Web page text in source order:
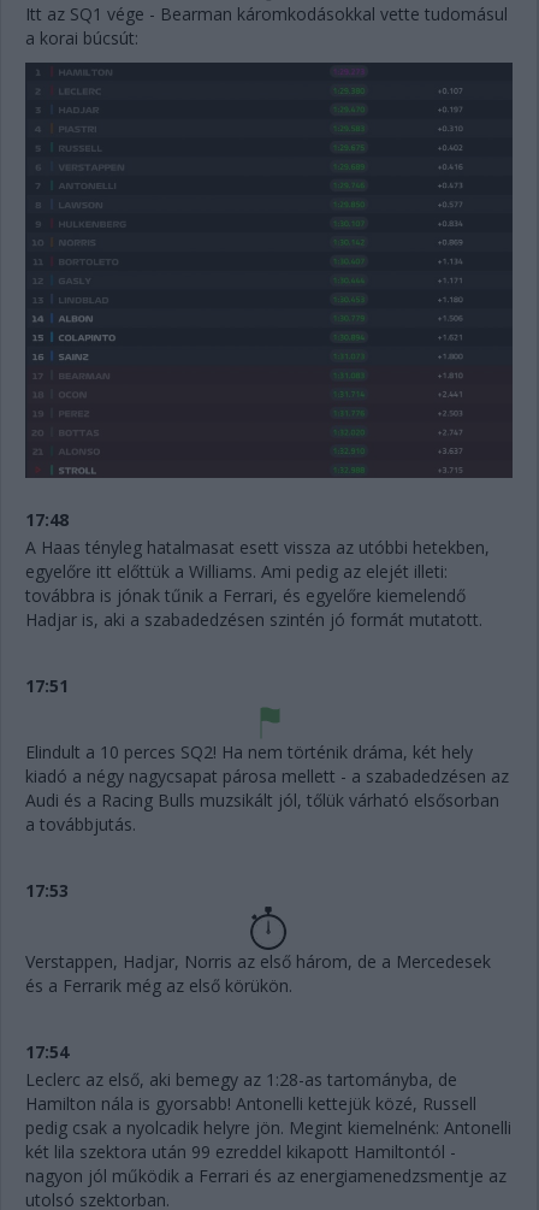
Itt az SQ1 vége - Bearman káromkodásokkal vette tudomásul
a korai búcsút:
17:48
A Haas tényleg hatalmasat esett vissza az utóbbi hetekben,
egyelőre itt előttük a Williams. Ami pedig az elejét illeti:
továbbra is jónak tűnik a Ferrari, és egyelőre kiemelendő
Hadjar is, aki a szabadedzésen szintén jó formát mutatott.
17:51
Elindult a 10 perces SQ2! Ha nem történik dráma, két hely
kiadó a négy nagycsapat párosa mellett - a szabadedzésen az
Audi és a Racing Bulls muzsikált jól, tőlük várható elsősorban
a továbbjutás.
17:53
Verstappen, Hadjar, Norris az első három, de a Mercedesek
és a Ferrarik még az első körükön.
17:54
Leclerc az első, aki bemegy az 1:28-as tartományba, de
Hamilton nála is gyorsabb! Antonelli kettejük közé, Russell
pedig csak a nyolcadik helyre jön. Megint kiemelnénk: Antonelli
két lila szektora után 99 ezreddel kikapott Hamiltontól -
nagyon jól működik a Ferrari és az energiamenedzsmentje az
utolsó szektorban.